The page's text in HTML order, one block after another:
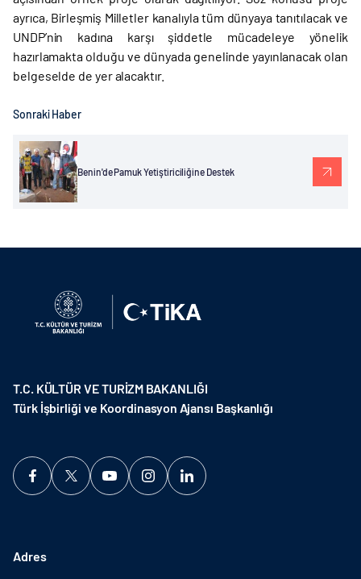
ayrıca, Birleşmiş Milletler kanalıyla tüm dünyaya tanıtılacak ve
UNDP’nin kadına karşı şiddetle mücadeleye yönelik
hazırlamakta olduğu ve dünyada genelinde yayınlanacak olan
belgeselde de yer alacaktır.
Sonraki Haber
Benin'de Pamuk Yetiştiriciliğine Destek
T.C. KÜLTÜR VE TURİZM BAKANLIĞI
Türk İşbirliği ve Koordinasyon Ajansı Başkanlığı
Adres